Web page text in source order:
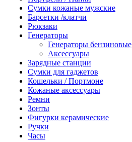
Сумки кожаные мужские
Барсетки /клатчи
Рюкзаки
Генераторы
Генераторы бензиновые
Аксессуары
Зарядные станции
Сумки для гаджетов
Кошельки / Портмоне
Кожаные аксессуары
Ремни
Зонты
Фигурки керамические
Ручки
Часы